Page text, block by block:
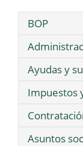
BOP
Ayudas y
Impuestos
Asuntos